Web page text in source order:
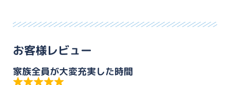
お客様レビュー
家族全員が大変充実した時間